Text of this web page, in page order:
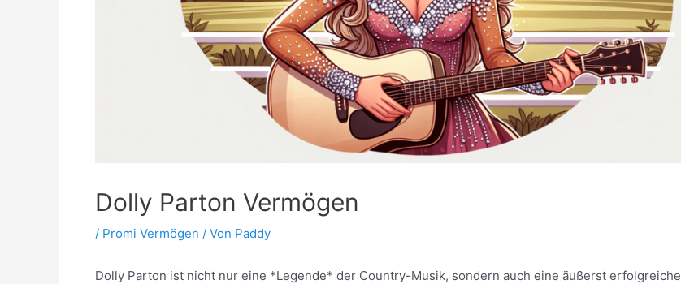
Dolly Parton Vermögen
/ Promi Vermögen / Von Paddy
Dolly Parton ist nicht nur eine *Legende* der Country-Musik, sondern auch eine äußerst erfolgreiche